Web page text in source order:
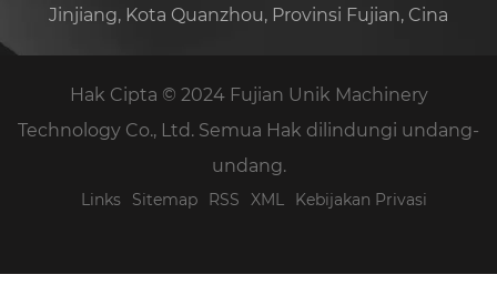
Jinjiang, Kota Quanzhou, Provinsi Fujian, Cina
Hak Cipta © 2024 Fujian Unik Machinery
Technology Co., Ltd. Semua Hak dilindungi undang-
undang.
Links Sitemap RSS XML Kebijakan Privasi